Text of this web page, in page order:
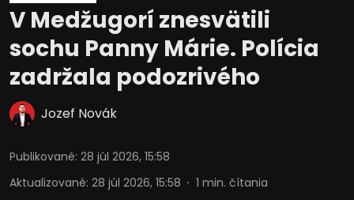
V Medžugorí znesvätili
sochu Panny Márie. Polícia
zadržala podozrivého
Jozef Novák
Publikované: 28 júl 2026, 15:58
Aktualizované: 28 júl 2026, 15:58 1 min. čítania